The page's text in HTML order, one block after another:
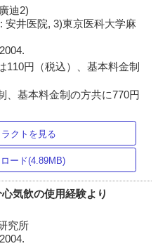
迪2)
安井医院, 3)東京医科大学麻
110円（税込）、基本料金制
、基本料金制の方共に770円
クトを見る
ード(4.89MB)
気飲の使用経験より
究所